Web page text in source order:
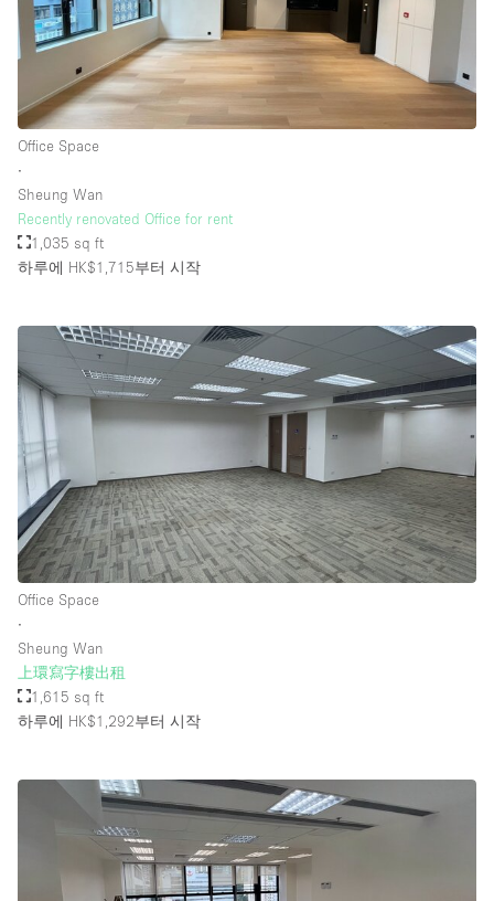
Office Space
∙
Sheung Wan
Recently renovated Office for rent
1,035 sq ft
하루에 HK$1,715부터 시작
Office Space
∙
Sheung Wan
上環寫字樓出租
1,615 sq ft
하루에 HK$1,292부터 시작